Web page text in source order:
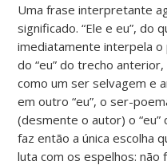
Uma frase interpretante
significado. “Ele e eu”, do
imediatamente interpela
do “eu” do trecho
como um ser selvagem e
em outro “eu”, o ser-
(desmente o autor) o “eu”
faz então a única escolha
luta com os espelhos: não